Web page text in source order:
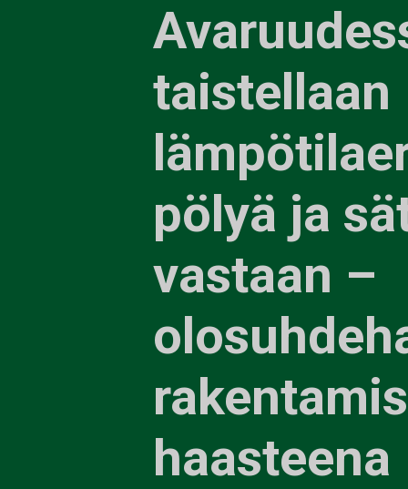
taistellaan
pölyä ja
vastaan –
haasteena